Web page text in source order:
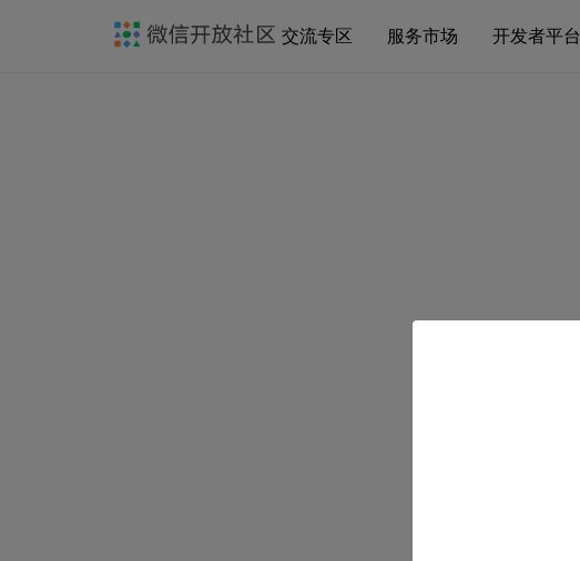
交流专区 服务市场 开发者平台